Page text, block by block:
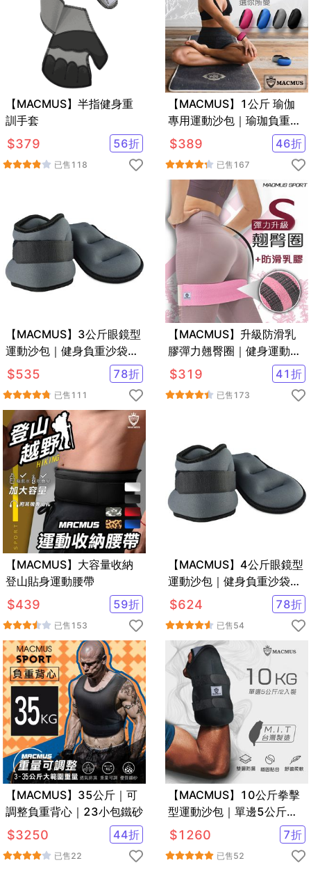
【MACMUS】半指健身重
訓手套
$379 56折
已售 118
【MACMUS】1公斤 瑜伽
專用運動沙包｜瑜珈負重沙
袋｜綁手沙包
$389 46折
已售 167
【MACMUS】3公斤眼鏡型
運動沙包｜健身負重沙袋｜
可綁手腕腳踝復健沙包｜多
色可選
$535 78折
已售 111
【MACMUS】升級防滑乳
膠彈力翹臀圈｜健身運動、
深蹲、瑜珈｜阻力圈虐臀圈
$319 41 折
已售 173
【MACMUS】大容量收納
登山貼身運動腰帶
$439 59折
已售 153
【MACMUS】4公斤眼鏡型
運動沙包｜健身負重沙袋｜
可綁手腕腳踝復健沙包｜多
色可選
$624 78折
已售54
【MACMUS】35公斤｜可
調整負重背心｜23小包鐵砂
$3250 44折
已售22
【MACMUS】10公斤拳擊
型運動沙包｜單邊5公斤手
部用負重沙袋｜適合拳擊、
散打、自由博擊等運動
$1260 7折
已售52